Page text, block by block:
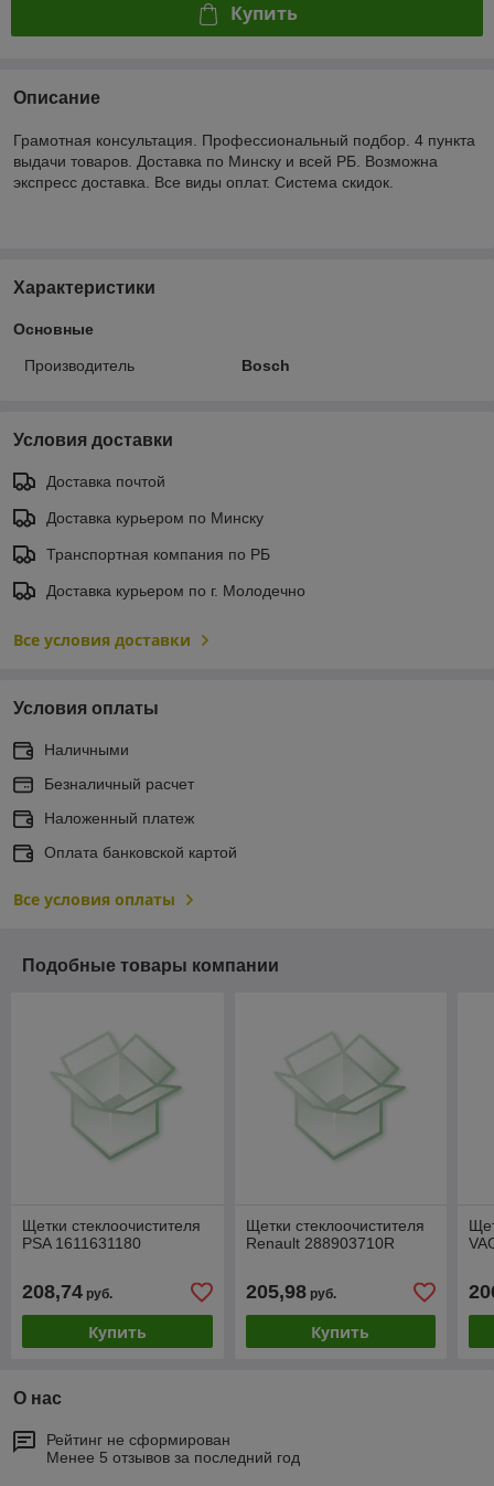
Купить
Описание
Грамотная консультация. Профессиональный подбор. 4 пункта
выдачи товаров. Доставка по Минску и всей РБ. Возможна
экспресс доставка. Все виды оплат. Система скидок.
Характеристики
Основные
Производитель Bosch
Условия доставки
Доставка почтой
Доставка курьером по Минску
Транспортная компания по РБ
Доставка курьером по г. Молодечно
Все условия доставки
Условия оплаты
Наличными
Безналичный расчет
Наложенный платеж
Оплата банковской картой
Все условия оплаты
Подобные товары компании
Щетки стеклоочистителя
PSA 1611631180
208,74 руб.
Купить
Щетки стеклоочистителя
Renault 288903710R
205,98руб.
Купить
О нас
Рейтинг не сформирован
Менее 5 отзывов за последний год